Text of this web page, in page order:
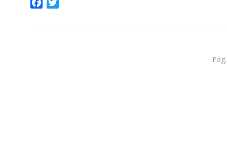
Facebook